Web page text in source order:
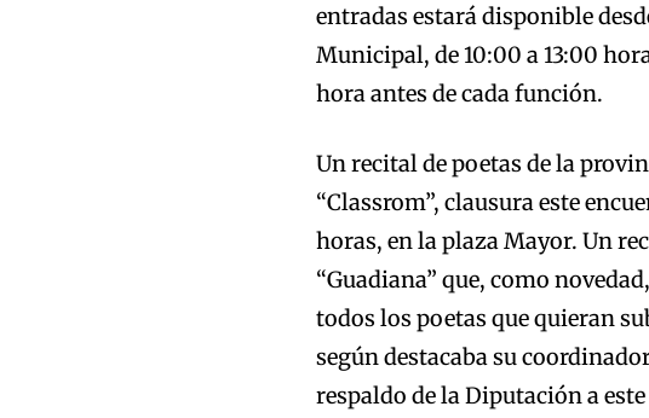
entradas estará disponible
Municipal, de 10:00 a 13:00
hora antes de cada función.
Un recital de poetas de la
“Classrom”, clausura este
horas, en la plaza Mayor. Un
“Guadiana” que, como
todos los poetas que quieran
según destacaba su
respaldo de la Diputación a